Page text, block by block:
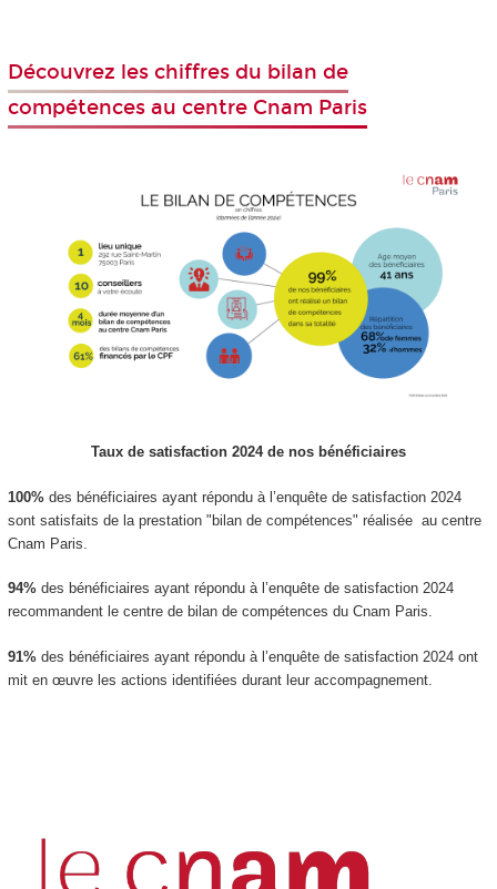
Découvrez les chiffres du bilan de
compétences au centre Cnam Paris
Taux de satisfaction 2024 de nos bénéficiaires
100% des bénéficiaires ayant répondu à l’enquête de satisfaction 2024
sont satisfaits de la prestation "bilan de compétences" réalisée au centre
Cnam Paris.
94% des bénéficiaires ayant répondu à l’enquête de satisfaction 2024
recommandent le centre de bilan de compétences du Cnam Paris.
91% des bénéficiaires ayant répondu à l’enquête de satisfaction 2024 ont
mit en œuvre les actions identifiées durant leur accompagnement.